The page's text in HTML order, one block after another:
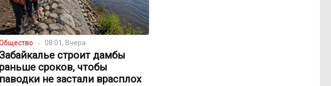
08:01, Вчера
Забайкалье строит дамбы
раньше сроков, чтобы
паводки не застали врасплох